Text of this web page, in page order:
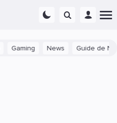
Guide de Nymphali dans